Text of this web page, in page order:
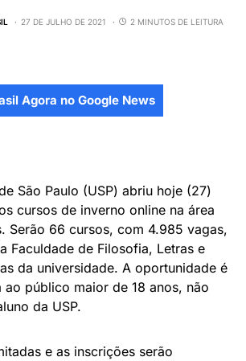
27 DE JULHO DE 2021 2 MINUTOS DE LEITURA
Agora no Google News
São Paulo (USP) abriu hoje (27)
cursos de inverno online na área
Serão 66 cursos, com 4.985 vagas,
Faculdade de Filosofia, Letras e
da universidade. A oportunidade é
ao público maior de 18 anos, não
da USP.
e as inscrições serão